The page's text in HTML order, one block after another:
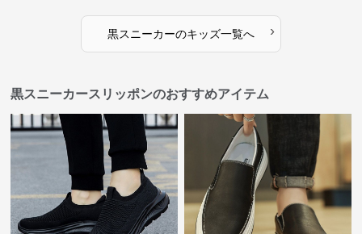
黒スニーカーのキッズ一覧へ ›
黒スニーカースリッポンのおすすめアイテム